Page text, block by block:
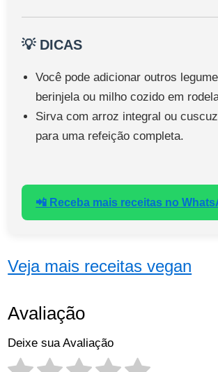
💡 DICAS
Você pode adicionar outros
berinjela ou milho cozido em
Sirva com arroz integral ou
para uma refeição completa.
📲 Receba mais receitas no
Veja mais receitas vegan
Avaliação
Deixe sua Avaliação